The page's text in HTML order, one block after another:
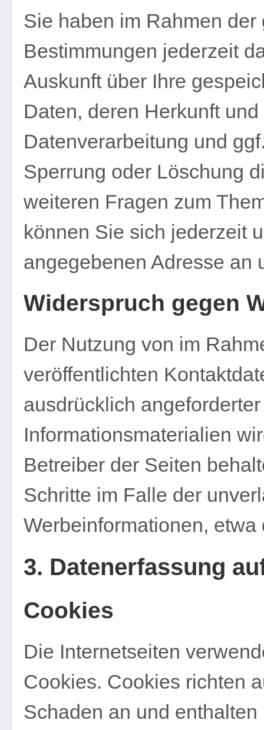
Sie haben im Rahmen
Bestimmungen jederzeit
Auskunft über Ihre
Daten, deren Herkunft
Datenverarbeitung und
Sperrung oder Löschung
weiteren Fragen zum
können Sie sich jederzeit
angegebenen Adresse an
Widerspruch gegen
Der Nutzung von im
veröffentlichten
ausdrücklich
Informationsmaterialien
Betreiber der Seiten
Schritte im Falle der
Werbeinformationen,
3. Datenerfassung
Cookies
Die Internetseiten
Cookies. Cookies richten
Schaden an und